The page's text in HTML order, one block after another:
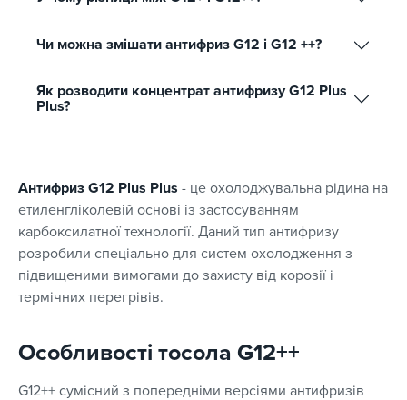
Чи можна змішати антифриз G12 і G12 ++?
Як розводити концентрат антифризу G12 Plus
Plus?
Антифриз G12 Plus Plus - це охолоджувальна рідина на
етиленгліколевій основі із застосуванням
карбоксилатної технології. Даний тип антифризу
розробили спеціально для систем охолодження з
підвищеними вимогами до захисту від корозії і
термічних перегрівів.
Особливості тосола G12++
G12++ сумісний з попередніми версіями антифризів